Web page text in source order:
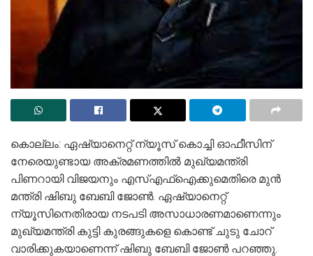
കൊല്ലം: ഏഷ്യാനെറ്റ് ന്യൂസ് കൊച്ചി ഓഫീസിന്
നേരെയുണ്ടായ അക്രമണത്തില്‍ മുഖ്യമന്ത്രി
പിണറായി വിജയനും എസ്എഫ്ഐക്കുമെതിരെ മുന്‍
മന്ത്രി ഷിബു ബേബി ജോണ്‍. ഏഷ്യാനെറ്റ്
ന്യൂസിനെതിരായ നടപടി അസാധാരണമാണെന്നും
മുഖ്യമന്ത്രി കുട്ടി കുരങ്ങുകളെ കൊണ്ട് ചുടു ചോറ്
വാരിക്കുകയാണെന്ന് ഷിബു ബേബി ജോൺ പറഞ്ഞു.